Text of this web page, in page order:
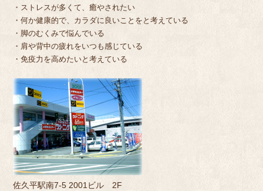
・ストレスが多くて、癒やされたい
・何か健康的で、カラダに良いことをと考えている
・脚のむくみで悩んでいる
・肩や背中の疲れをいつも感じている
・免疫力を高めたいと考えている
佐久平駅南7-5 2001ビル 2F